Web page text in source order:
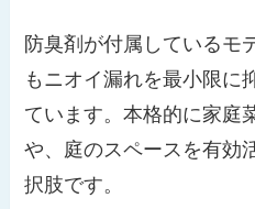
防臭剤が付属しているモ
もニオイ漏れを最小限に
ています。本格的に家庭
や、庭のスペースを有効
択肢です。